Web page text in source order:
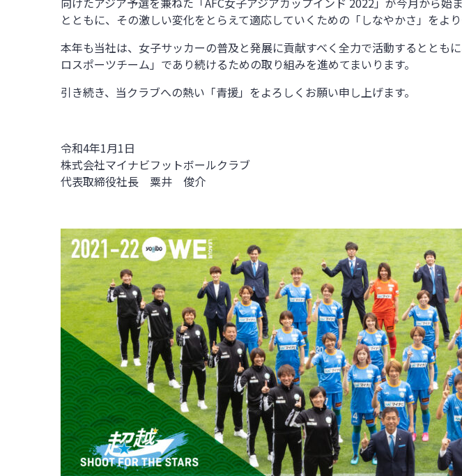
とともに、その激しい変化をとらえて適応していくための「しなやかさ」をよ
本年も当社は、女子サッカーの普及と発展に貢献すべく全力で活動するとと
ロスポーツチーム」であり続けるための取り組みを進めてまいります。
引き続き、当クラブへの熱い「青援」をよろしくお願い申し上げます。
令和4年1月1日
株式会社マイナビフットボールクラブ
代表取締役社長 粟井 俊介